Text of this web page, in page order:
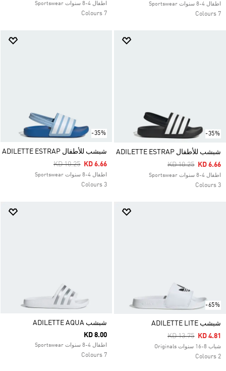
اطفال 4-8 سنوات Sportswear
7 Colours
اطفال 4-8 سنوات Sportswear
7 Colours
-35%
شبشب للأطفال ADILETTE ESTRAP
Price Reduced
KD 10.25ToKD 6.66
اطفال 4-8 سنوات Sportswear
3 Colours
-35%
شبشب للأطفال ADILETTE ESTRAP
Price Reduced From
KD 10.25ToKD 6.66
اطفال 4-8 سنوات Sportswear
3 Colours
-65%
شبشب ADILETTE LITE
Price Reduced
KD 13.75ToKD 4.81
شباب 8-16 سنوات Originals
2 Colours
شبشب ADILETTE AQUA
KD 8.00
اطفال 4-8 سنوات Sportswear
7 Colours